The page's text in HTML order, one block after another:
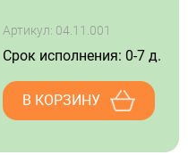
Артикул: 04.11.001
Срок исполнения: 0-7 д.
В КОРЗИНУ